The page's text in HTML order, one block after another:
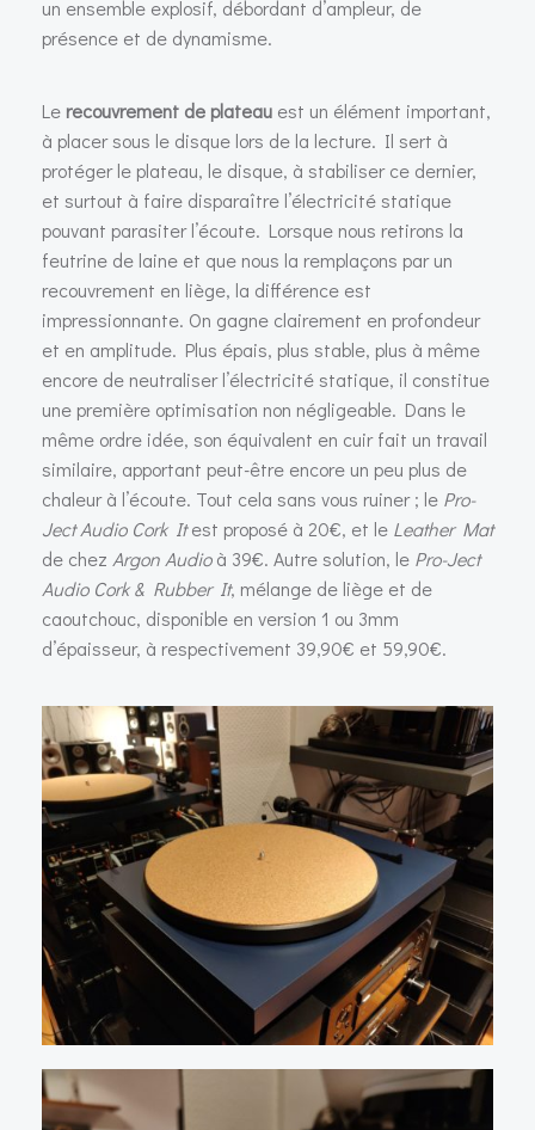
un ensemble explosif, débordant d’ampleur, de
présence et de dynamisme.
Le recouvrement de plateau est un élément important,
à placer sous le disque lors de la lecture. Il sert à
protéger le plateau, le disque, à stabiliser ce dernier,
et surtout à faire disparaître l’électricité statique
pouvant parasiter l’écoute. Lorsque nous retirons la
feutrine de laine et que nous la remplaçons par un
recouvrement en liège, la différence est
impressionnante. On gagne clairement en profondeur
et en amplitude. Plus épais, plus stable, plus à même
encore de neutraliser l’électricité statique, il constitue
une première optimisation non négligeable. Dans le
même ordre idée, son équivalent en cuir fait un travail
similaire, apportant peut-être encore un peu plus de
chaleur à l’écoute. Tout cela sans vous ruiner ; le Pro-
Ject Audio Cork Itest proposé à 20€, et le Leather Mat
de chez Argon Audioà 39€. Autre solution, le Pro-Ject
Audio Cork & Rubber It, mélange de liège et de
caoutchouc, disponible en version 1 ou 3mm
d’épaisseur, à respectivement 39,90€ et 59,90€.